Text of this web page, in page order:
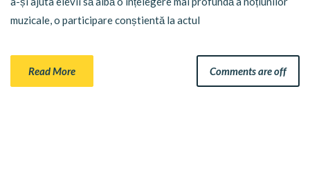
muzicale, o participare conștientă la actul
Read More Comments are off